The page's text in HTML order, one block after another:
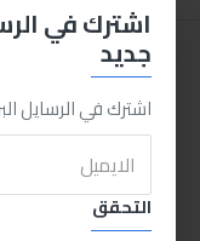
اشترك في
جديد
اشترك في الرسايل
التحقق